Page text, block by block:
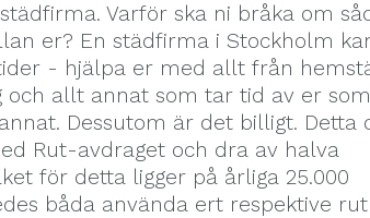
Varför ska ni bråka om
er? En städfirma i Stockholm
- hjälpa er med allt från
och allt annat som tar tid av er
Dessutom är det billigt. Detta
Rut-avdraget och dra av halva
för detta ligger på årliga 25.000
båda använda ert respektive